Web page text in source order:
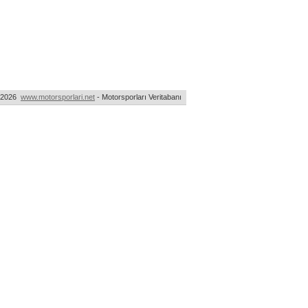
www.motorsporlari.net - Motorsporları Veritabanı